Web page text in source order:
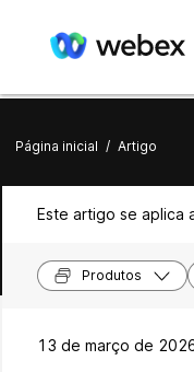
Página inicial / Artigo
Este artigo se aplica
Produtos
13 de março de 2026